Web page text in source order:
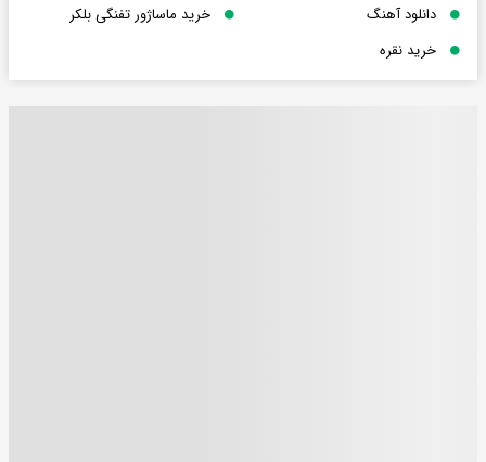
دانلود آهنگ
خرید ماساژور تفنگی بلکر
خرید نقره